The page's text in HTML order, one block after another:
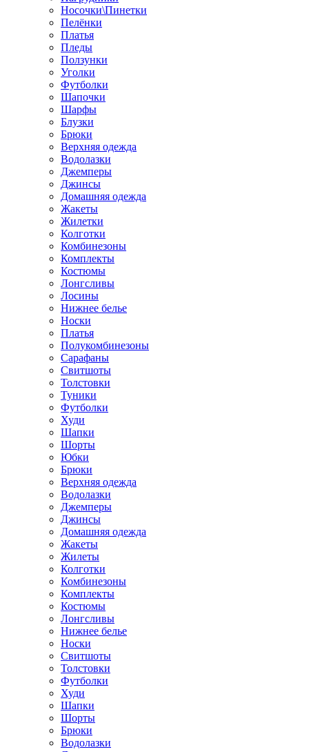
Носочки\Пинетки
Пелёнки
Платья
Пледы
Ползунки
Уголки
Футболки
Шапочки
Шарфы
Блузки
Брюки
Верхняя одежда
Водолазки
Джемперы
Джинсы
Домашняя одежда
Жакеты
Жилетки
Колготки
Комбинезоны
Комплекты
Костюмы
Лонгсливы
Лосины
Нижнее белье
Носки
Платья
Полукомбинезоны
Сарафаны
Свитшоты
Толстовки
Туники
Футболки
Худи
Шапки
Шорты
Юбки
Брюки
Верхняя одежда
Водолазки
Джемперы
Джинсы
Домашняя одежда
Жакеты
Жилеты
Колготки
Комбинезоны
Комплекты
Костюмы
Лонгсливы
Нижнее белье
Носки
Свитшоты
Толстовки
Футболки
Худи
Шапки
Шорты
Брюки
Водолазки